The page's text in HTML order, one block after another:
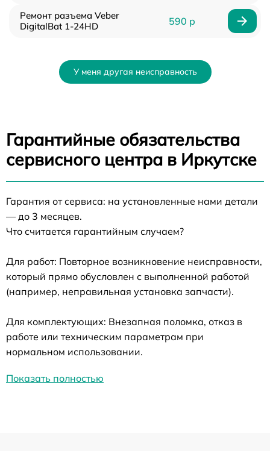
Ремонт разъема Veber
DigitalBat 1-24HD
590 р
У меня другая неисправность
Гарантийные обязательства
сервисного центра в Иркутске
Гарантия от сервиса: на установленные нами детали
— до 3 месяцев.
Что считается гарантийным случаем?
Для работ: Повторное возникновение неисправности,
который прямо обусловлен с выполненной работой
(например, неправильная установка запчасти).
Для комплектующих: Внезапная поломка, отказ в
работе или техническим параметрам при
нормальном использовании.
Показать полностью